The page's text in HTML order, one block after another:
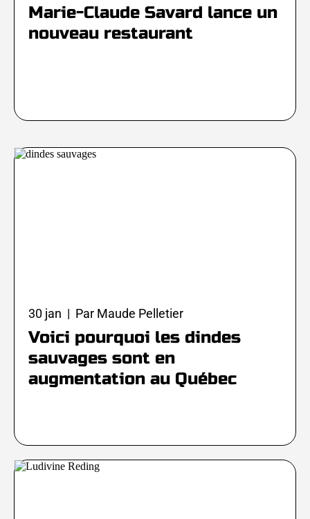
Marie-Claude Savard lance un
nouveau restaurant
30 jan | Par Maude Pelletier
Voici pourquoi les dindes
sauvages sont en
augmentation au Québec